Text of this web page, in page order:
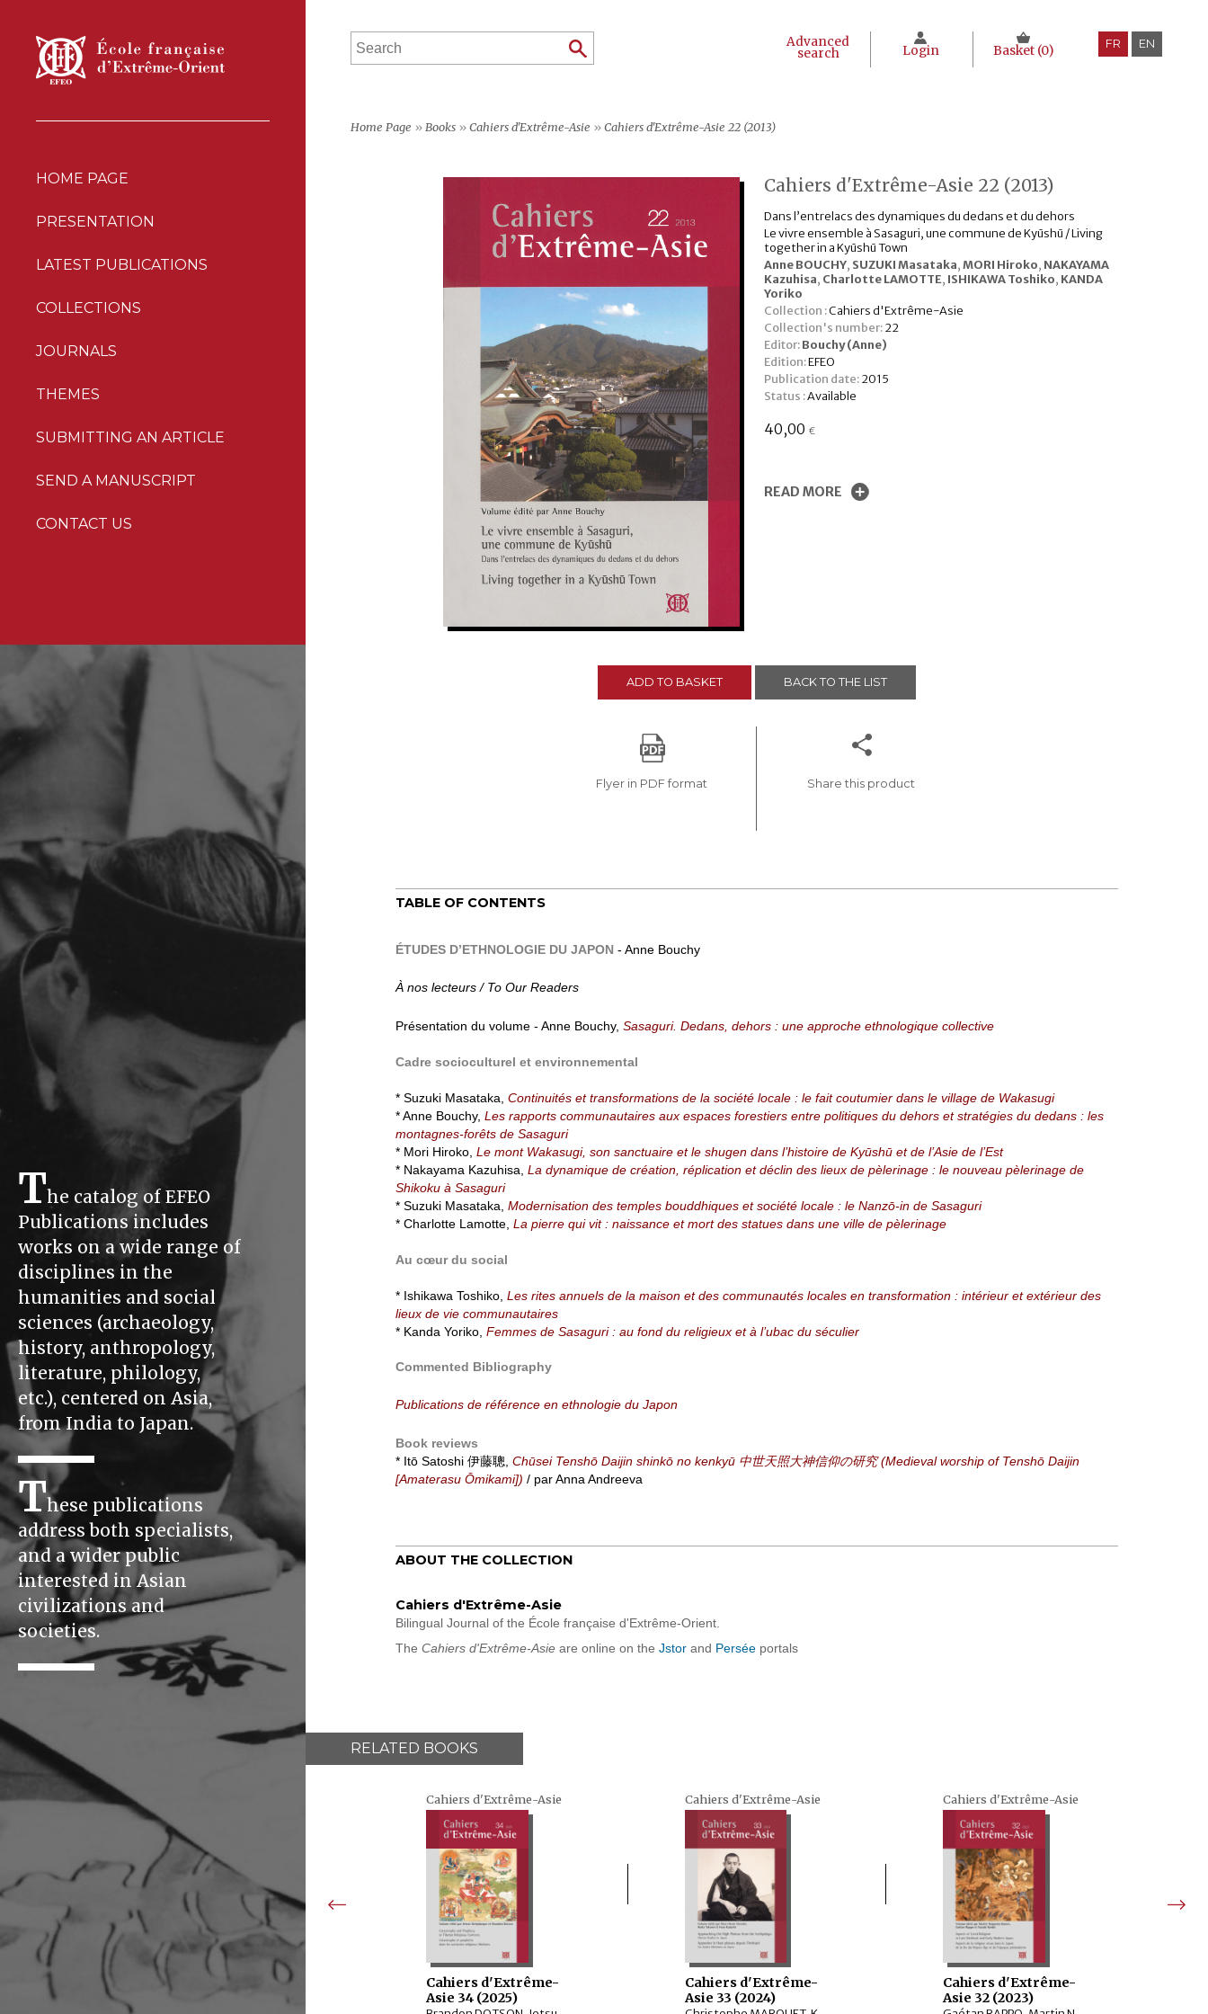
HOME PAGE
PRESENTATION
LATEST PUBLICATIONS
COLLECTIONS
JOURNALS
THEMES
SUBMITTING AN ARTICLE
SEND A MANUSCRIPT
CONTACT US
The catalog of EFEO
Publications includes
works on a wide range of
disciplines in the
humanities and social
sciences (archaeology,
history, anthropology,
literature, philology,
etc.), centered on Asia,
from India to Japan.
These publications
address both specialists,
and a wider public
interested in Asian
civilizations and
societies.
Advanced
search Login Basket (0) FR EN
Home Page » Books »Cahiers d'Extrême-Asie »Cahiers d'Extrême-Asie 22 (2013)
Cahiers d'Extrême-Asie 22 (2013)
Dans l’entrelacs des dynamiques du dedans et du dehors
Le vivre ensemble à Sasaguri, une commune de Kyūshū / Living
together in a Kyūshū Town
Anne BOUCHY, SUZUKI Masataka,MORI Hiroko, NAKAYAMA
Kazuhisa, Charlotte LAMOTTE, ISHIKAWA Toshiko, KANDA
Yoriko
Collection :Cahiers d'Extrême-Asie
Collection's number:22
Editor:Bouchy (Anne)
Edition:EFEO
Publication date:2015
Status :Available
40,00 €
READ MORE
ADD TO BASKET BACK TO THE LIST
Flyer in PDF format Share this product
TABLE OF CONTENTS
ÉTUDES D’ETHNOLOGIE DU JAPON - Anne Bouchy
À nos lecteurs / To Our Readers
Présentation du volume - Anne Bouchy, Sasaguri. Dedans, dehors : une approche ethnologique collective
Cadre socioculturel et environnemental
* Suzuki Masataka, Continuités et transformations de la société locale : le fait coutumier dans le village de Wakasugi
* Anne Bouchy, Les rapports communautaires aux espaces forestiers entre politiques du dehors et stratégies du dedans : les
montagnes-forêts de Sasaguri
* Mori Hiroko, Le mont Wakasugi, son sanctuaire et le shugen dans l’histoire de Kyūshū et de l’Asie de l’Est
* Nakayama Kazuhisa, La dynamique de création, réplication et déclin des lieux de pèlerinage : le nouveau pèlerinage de
Shikoku à Sasaguri
* Suzuki Masataka, Modernisation des temples bouddhiques et société locale : le Nanzō-in de Sasaguri
* Charlotte Lamotte, La pierre qui vit : naissance et mort des statues dans une ville de pèlerinage
Au cœur du social
* Ishikawa Toshiko, Les rites annuels de la maison et des communautés locales en transformation : intérieur et extérieur des
lieux de vie communautaires
* Kanda Yoriko, Femmes de Sasaguri : au fond du religieux et à l’ubac du séculier
Commented Bibliography
Publications de référence en ethnologie du Japon
Book reviews
* Itō Satoshi 伊藤聰, Chūsei Tenshō Daijin shinkō no kenkyū 中世天照大神信仰の研究 (Medieval worship of Tenshō Daijin
[Amaterasu Ōmikami]) / par Anna Andreeva
ABOUT THE COLLECTION
Cahiers d'Extrême-Asie
Bilingual Journal of the École française d'Extrême-Orient.
The Cahiers d'Extrême-Asie are online on the Jstor and Persée portals
RELATED BOOKS
Cahiers d'Extrême-Asie
Cahiers d'Extrême-
Asie 34 (2025)
Cahiers d'Extrême-Asie
Cahiers d'Extrême-
Asie 33 (2024)
Cahiers d'Extrême-Asie
Cahiers d'Extrême-
Asie 32 (2023)